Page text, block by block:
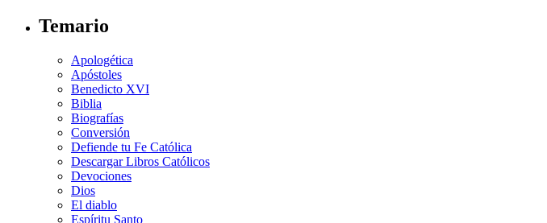
Temario
Apologética
Apóstoles
Benedicto XVI
Biblia
Biografías
Conversión
Defiende tu Fe Católica
Descargar Libros Católicos
Devociones
Dios
El diablo
Espíritu Santo